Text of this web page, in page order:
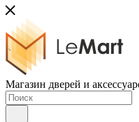
Магазин дверей и